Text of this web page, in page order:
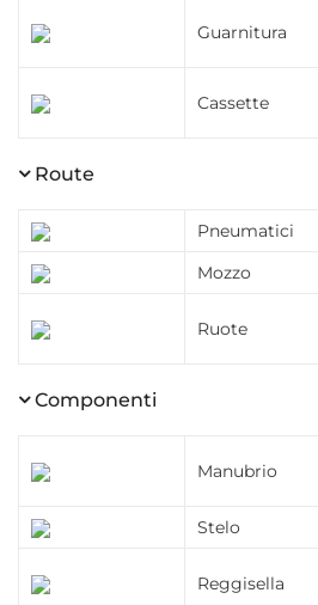
Guarnitura
Cassette
Route
Pneumatici
Mozzo
Ruote
Componenti
Manubrio
Stelo
Reggisella